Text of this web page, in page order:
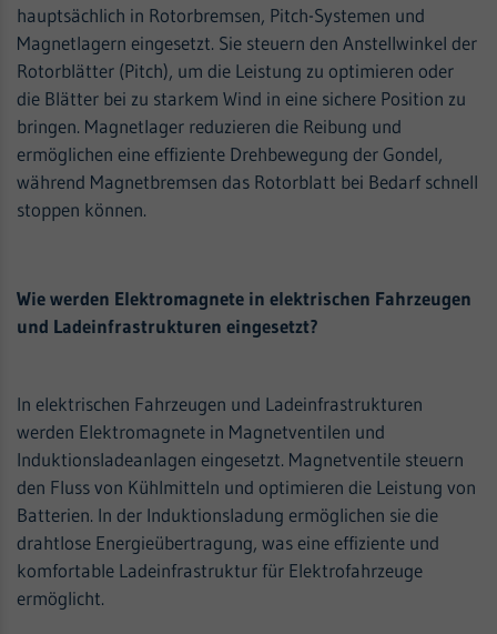
hauptsächlich in Rotorbremsen, Pitch-Systemen und
Magnetlagern eingesetzt. Sie steuern den Anstellwinkel der
Rotorblätter (Pitch), um die Leistung zu optimieren oder
die Blätter bei zu starkem Wind in eine sichere Position zu
bringen. Magnetlager reduzieren die Reibung und
ermöglichen eine effiziente Drehbewegung der Gondel,
während Magnetbremsen das Rotorblatt bei Bedarf schnell
stoppen können.
Wie werden Elektromagnete in elektrischen Fahrzeugen
und Ladeinfrastrukturen eingesetzt?
In elektrischen Fahrzeugen und Ladeinfrastrukturen
werden Elektromagnete in Magnetventilen und
Induktionsladeanlagen eingesetzt. Magnetventile steuern
den Fluss von Kühlmitteln und optimieren die Leistung von
Batterien. In der Induktionsladung ermöglichen sie die
drahtlose Energieübertragung, was eine effiziente und
komfortable Ladeinfrastruktur für Elektrofahrzeuge
ermöglicht.